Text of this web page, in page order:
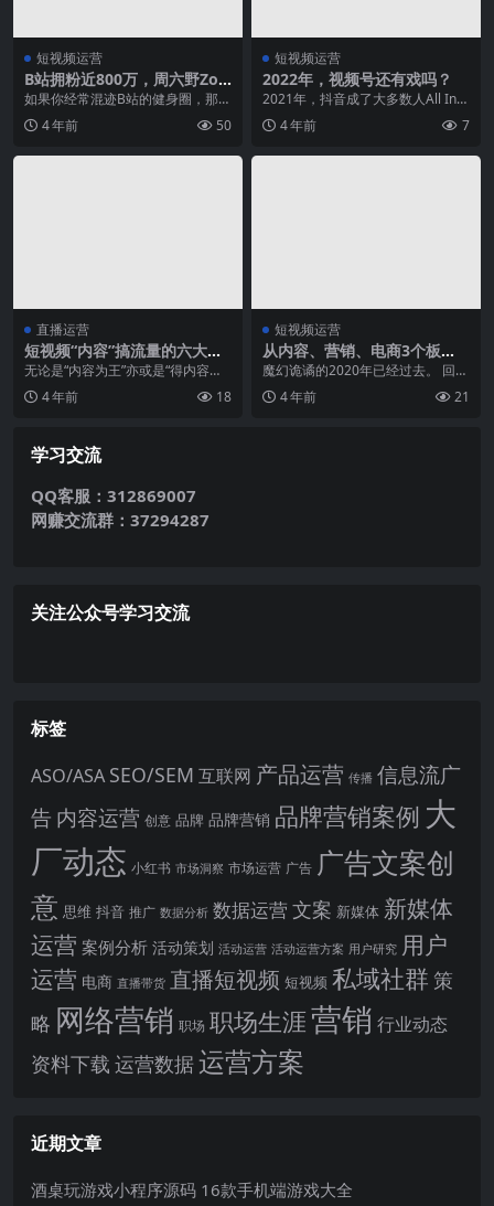
短视频运营
B站拥粉近800万，周六野Zoe
y何以成为顶流健身博主？
如果你经常混迹B站的健身圈，那你
肯定对周六野Zoey不会陌生。 因为
她在B站拥粉...
4 年前 50
短视频运营
2022年，视频号还有戏吗？
2021年，抖音成了大多数人All In的
短视频平台。 不管是自己下场做直
播带货...
4 年前 7
直播运营
短视频“内容”搞流量的六大难
题
无论是“内容为王”亦或是“得内容者
得天下”。 本质都是在客观描述：
“内容”本身...
4 年前 18
短视频运营
从内容、营销、电商3个板
块，看2021年短视频的“风”往
哪吹？
魔幻诡谲的2020年已经过去。 回顾
这一年，我们在“买买买”的声音中度
过，“人找...
4 年前 21
学习交流
QQ客服：312869007
网赚交流群：37294287
关注公众号学习交流
标签
ASO/ASA SEO/SEM 互联网 产品运营 传播 信息流广
告 内容运营 创意 品牌 品牌营销 品牌营销案例 大
厂动态 小红书 市场洞察 市场运营 广告 广告文案创
意 思维 抖音 推广 数据分析 数据运营 文案 新媒体 新媒体
运营 案例分析 活动策划 活动运营 活动运营方案 用户研究 用户
运营 电商 直播带货 直播短视频 短视频 私域社群 策
略 网络营销 职场 职场生涯营销 行业动态
资料下载 运营数据运营方案
近期文章
酒桌玩游戏小程序源码 16款手机端游戏大全